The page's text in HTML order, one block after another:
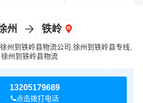
州 铁岭
州到铁岭县物流公司,徐州到铁岭县专线,
徐州到铁岭县物流
13205179689
点击拨打电话